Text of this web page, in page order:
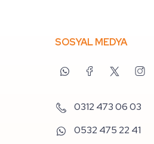
SOSYAL MEDYA
0312 473 06 03
0532 475 22 41